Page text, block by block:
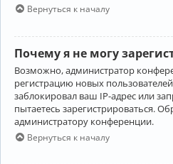
Вернуться к началу
Почему я не могу
Возможно, администратор
регистрацию новых
заблокировал ваш IP-адрес или
пытаетесь зарегистрироваться.
администратору конференции.
Вернуться к началу